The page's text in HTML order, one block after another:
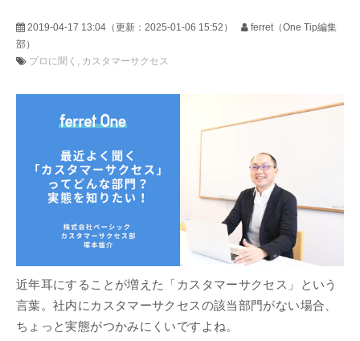
2019-04-17 13:04 （更新： 2025-01-06 15:52 ）
ferret（One Tip編集
部）
プロに聞く
カスタマーサクセス
近年耳にすることが増えた「カスタマーサクセス」という
言葉。社内にカスタマーサクセスの該当部門がない場合、
ちょっと実態がつかみにくいですよね。